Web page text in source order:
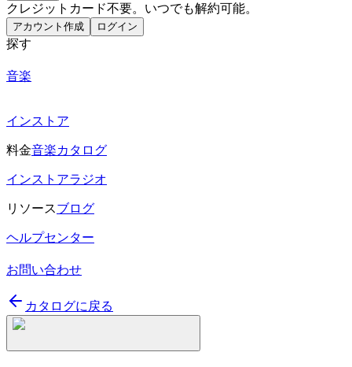
クレジットカード不要。いつでも解約可能。
アカウント作成 ログイン
探す
音楽
インストア
料金音楽カタログ
インストアラジオ
リソースブログ
ヘルプセンター
お問い合わせ
カタログに戻る